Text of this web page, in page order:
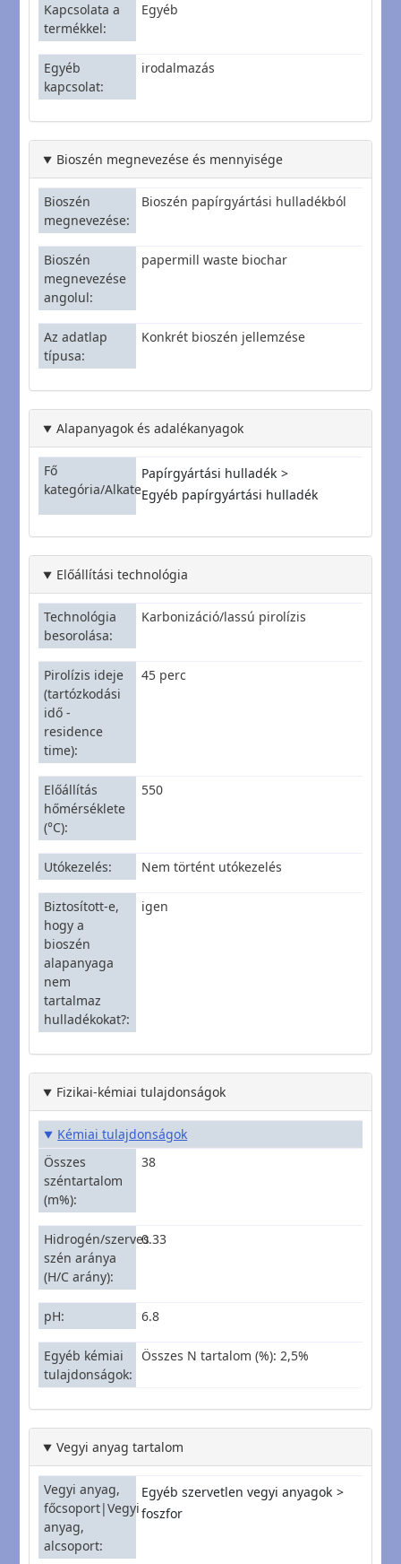
Kapcsolata a
termékkel
Egyéb
Egyéb
kapcsolat
irodalmazás
Bioszén megnevezése és mennyisége
Bioszén
megnevezése
Bioszén papírgyártási hulladékból
Bioszén
megnevezése
angolul
papermill waste biochar
Az adatlap
típusa
Konkrét bioszén jellemzése
Alapanyagok és adalékanyagok
Fő
kategória/Alkategória
Papírgyártási hulladék
Egyéb papírgyártási hulladék
Előállítási technológia
Technológia
besorolása
Karbonizáció/lassú pirolízis
Pirolízis ideje
(tartózkodási
idő -
residence
time)
45 perc
Előállítás
hőmérséklete
(°C)
550
Utókezelés Nem történt utókezelés
Biztosított-e,
hogy a
bioszén
alapanyaga
nem
tartalmaz
hulladékokat?
igen
Fizikai-kémiai tulajdonságok
Kémiai tulajdonságok
Összes
széntartalom
(m%)
38
Hidrogén/szerves
szén aránya
(H/C arány)
0.33
pH 6.8
Egyéb kémiai
tulajdonságok
Összes N tartalom (%): 2,5%
Vegyi anyag tartalom
Vegyi anyag,
főcsoport|Vegyi
anyag,
alcsoport
Egyéb szervetlen vegyi anyagok
foszfor